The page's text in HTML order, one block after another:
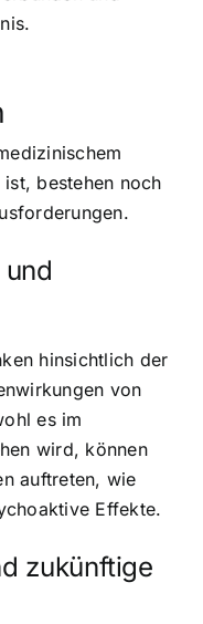
bestehen noch
hinsichtlich der
von
es im
wird, können
auftreten, wie
Effekte.
zukünftige